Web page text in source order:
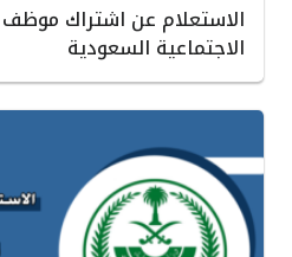
الاستعلام عن اشتراك موظف
الاجتماعية السعودية